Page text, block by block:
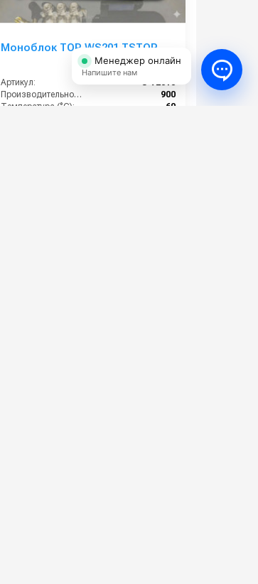
Моноблок TOR WS201 TSTOP
Артикул:
Производительность (л/ч):
900
Температура (°C):
60
Менеджер онлайн
Напишите нам